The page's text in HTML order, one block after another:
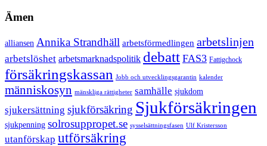
Ämen
alliansen Annika Strandhäll arbetsförmedlingen arbetslinjen
arbetslöshet arbetsmarknadspolitik debatt FAS3 Fattigchock
försäkringskassan Jobb och utvecklingsgarantin kalender
människosyn mänskliga rättigheter samhälle sjukdom
sjukersättning sjukförsäkring Sjukförsäkringen
sjukpenning solrosuppropet.se sysselsättningsfasen Ulf Kristersson
utanförskap utförsäkring